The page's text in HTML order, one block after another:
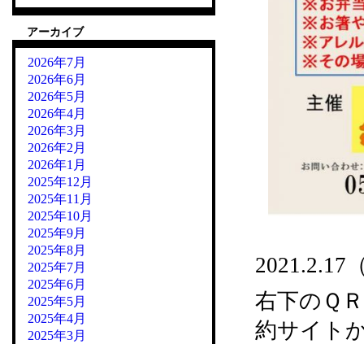
2021.2.17
右下のＱ
約サイト
アーカイブ
2026年7月
2026年6月
2026年5月
2026年4月
2026年3月
2026年2月
2026年1月
2025年12月
2025年11月
2025年10月
2025年9月
2025年8月
2025年7月
2025年6月
2025年5月
2025年4月
2025年3月